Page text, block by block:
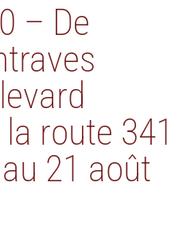
– De
route 341
21 août